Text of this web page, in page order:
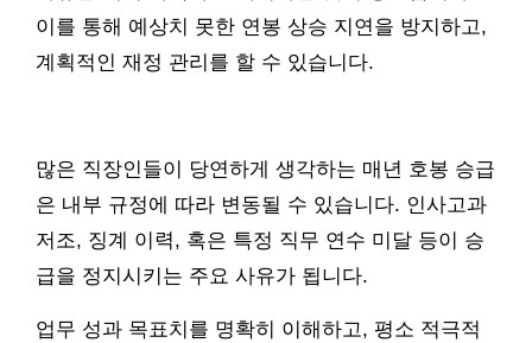
이를 통해 예상치 못한 연봉 상승 지연을 방지하고,
계획적인 재정 관리를 할 수 있습니다.
많은 직장인들이 당연하게 생각하는 매년 호봉 승급
은 내부 규정에 따라 변동될 수 있습니다. 인사고과
저조, 징계 이력, 혹은 특정 직무 연수 미달 등이 승
급을 정지시키는 주요 사유가 됩니다.
업무 성과 목표치를 명확히 이해하고, 평소 적극적